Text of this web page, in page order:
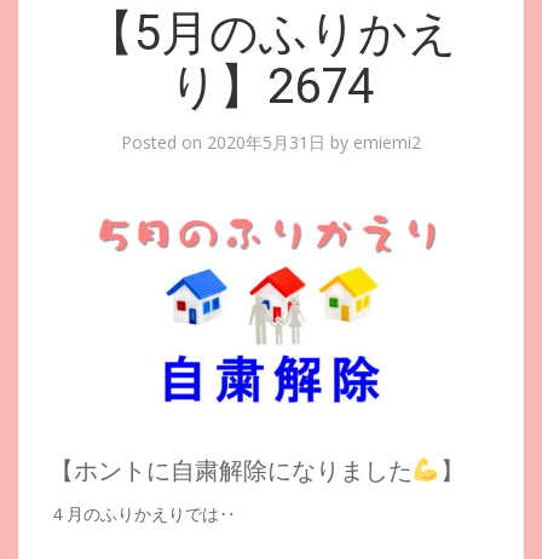
【5月のふりかえ
り】2674
Posted on 2020年5月31日 by emiemi2
【ホントに自粛解除になりました 】
４月のふりかえりでは‥